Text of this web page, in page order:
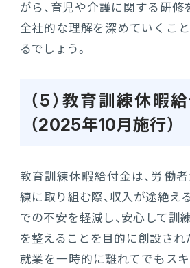
がら、育児や介護に関する研修
全社的な理解を深めていくこ
るでしょう。
（5）教育訓練休暇
（2025年10月施行）
教育訓練休暇給付金は、労働
練に取り組む際、収入が途絶え
での不安を軽減し、安心して訓
を整えることを目的に創設され
就業を一時的に離れてでもス